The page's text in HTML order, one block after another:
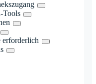
Tools
erforderlich